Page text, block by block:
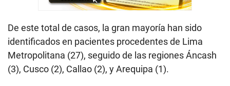
De este total de casos, la gran mayoría han sido
identificados en pacientes procedentes de Lima
Metropolitana (27), seguido de las regiones Áncash
(3), Cusco (2), Callao (2), y Arequipa (1).